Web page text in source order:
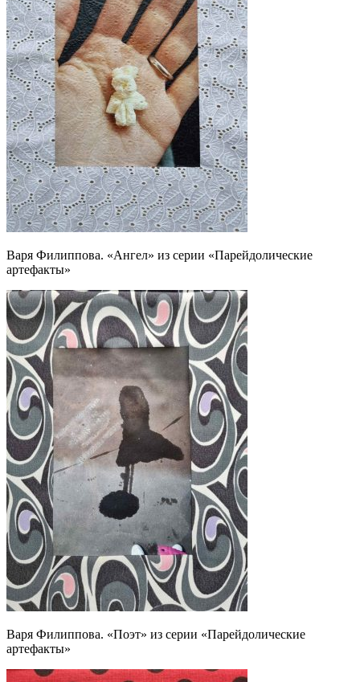
Варя Филиппова. «Ангел» из серии «Парейдолические
артефакты»
Варя Филиппова. «Поэт» из серии «Парейдолические
артефакты»